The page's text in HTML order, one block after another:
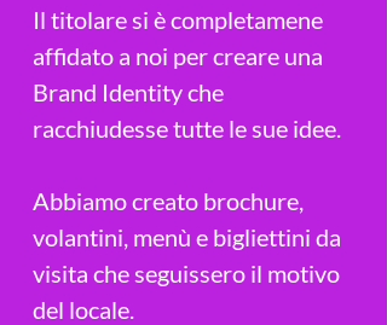
Il titolare si è completamene
affidato a noi per creare una
Brand Identity che
racchiudesse tutte le sue idee.
Abbiamo creato brochure,
volantini, menù e bigliettini da
visita che seguissero il motivo
del locale.